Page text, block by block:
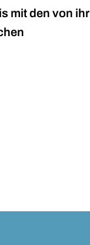
mit den von ihr